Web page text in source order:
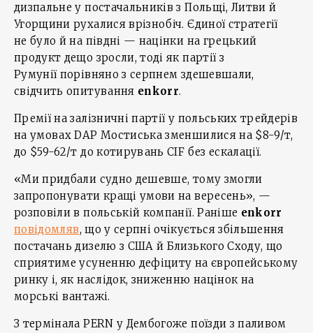
дизпальне у постачальників з Польщі, Литви й
Угорщини рухалися врізнобіч. Єдиної стратегії
не було й на півдні — націнки на грецький
продукт дещо зросли, тоді як партії з
Румунії порівняно з серпнем здешевшали,
свідчить опитування enkorr.
Премії на залізничні партії у польських трейдерів
на умовах DAP Мостиська зменшилися на $8-9/т,
до $59-62/т до котирувань CIF без ескалації.
«Ми придбали судно дешевше, тому змогли
запропонувати кращі умови на вересень», —
розповіли в польській компанії. Раніше enkorr
повідомляв, що у серпні очікується збільшення
постачань дизелю з США й Близького Сходу, що
сприятиме усуненню дефіциту на європейському
ринку і, як наслідок, зниженню націнок на
морські вантажі.
З термінала PERN у Дембогоже поїзди з паливом